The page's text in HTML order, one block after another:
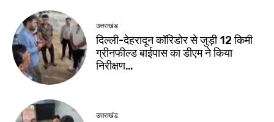
उत्तराखंड
दिल्ली-देहरादून कॉरिडोर से जुड़ी 12 किमी
ग्रीनफील्ड बाईपास का डीएम ने किया
निरीक्षण…
उत्तराखंड